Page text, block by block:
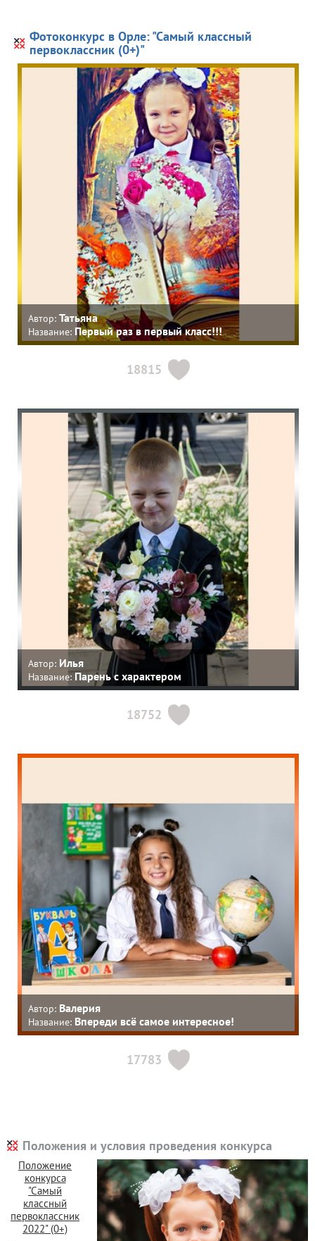
Фотоконкурс в Орле: "Самый классный
первоклассник (0+)"
Автор: Татьяна
Название: Первый раз в первый класс!!!
18815
Автор: Илья
Название: Парень с характером
18752
Автор: Валерия
Название: Впереди всё самое интересное!
17783
Положения и условия проведения конкурса
Положение
конкурса
"Самый
классный
первоклассник
2022" (0+)